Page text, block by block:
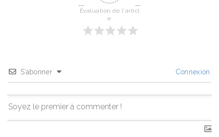
Évaluation de l'articl
e
S’abonner Connexion